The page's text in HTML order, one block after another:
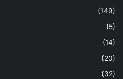
(149)
(5)
(14)
(20)
(32)